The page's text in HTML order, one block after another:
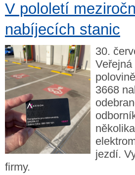
V pololetí
nabíjecích stanic
30.
3668
jezdí.
firmy.